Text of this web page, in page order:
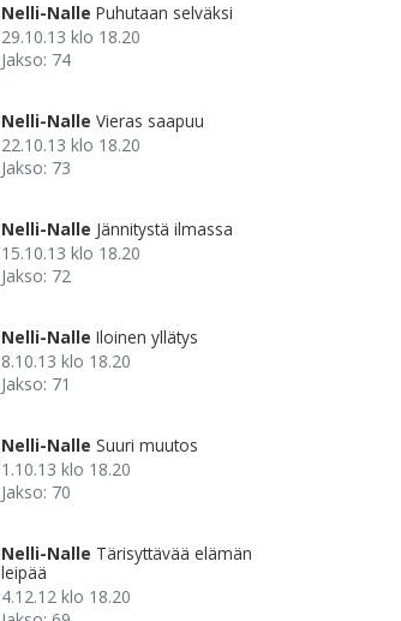
Nelli-Nalle Puhutaan selväksi
29.10.13 klo 18.20
Jakso: 74
Nelli-Nalle Vieras saapuu
22.10.13 klo 18.20
Jakso: 73
Nelli-Nalle Jännitystä ilmassa
15.10.13 klo 18.20
Jakso: 72
Nelli-Nalle Iloinen yllätys
8.10.13 klo 18.20
Jakso: 71
Nelli-Nalle Suuri muutos
1.10.13 klo 18.20
Jakso: 70
Nelli-Nalle Tärisyttävää elämän
leipää
4.12.12 klo 18.20